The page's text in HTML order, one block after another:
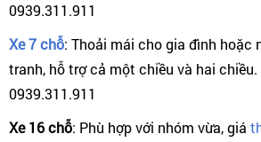
0939.311.911
Xe 7 chỗ: Thoải mái cho gia đình hoặc
tranh, hỗ trợ cả một chiều và hai chiều.
0939.311.911
Xe 16 chỗ: Phù hợp với nhóm vừa, giá